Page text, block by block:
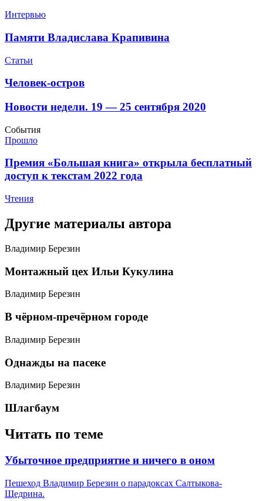
Интервью
​Памяти Владислава Крапивина
Статьи
Человек-остров
​Новости недели. 19 — 25 сентября 2020
События
Прошло
​Премия «Большая книга» открыла бесплатный
доступ к текстам 2022 года
Чтения
Другие материалы автора
Владимир Березин
​Монтажный цех Ильи Кукулина
Владимир Березин
​В чёрном-пречёрном городе
Владимир Березин
​Однажды на пасеке
Владимир Березин
​Шлагбаум
Читать по теме
​Убыточное предприятие и ничего в оном
Пешеход Владимир Березин о парадоксах Салтыкова-
Щедрина.